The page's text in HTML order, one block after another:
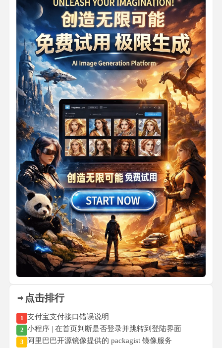
点击排行
1 支付宝支付接口错误说明
2 小程序 | 在首页判断是否登录并跳转到登陆界面
3 阿里巴巴开源镜像提供的 packagist 镜像服务